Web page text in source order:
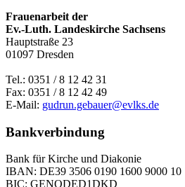
Frauenarbeit der
Ev.-Luth. Landeskirche Sachsens
Hauptstraße 23
01097 Dresden
Tel.: 0351 / 8 12 42 31
Fax: 0351 / 8 12 42 49
E-Mail: gudrun.gebauer@evlks.de
Bankverbindung
Bank für Kirche und Diakonie
IBAN: DE39 3506 0190 1600 9000 10
BIC: GENODED1DKD